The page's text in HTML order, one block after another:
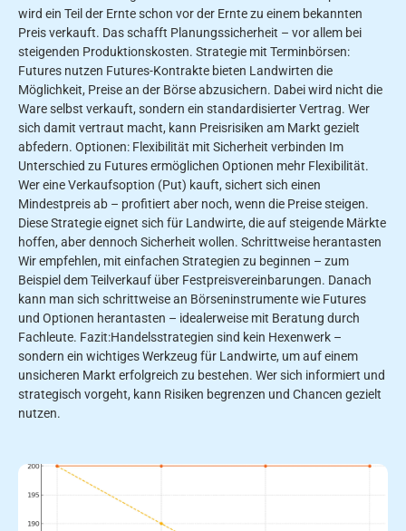
wird ein Teil der Ernte schon vor der Ernte zu einem bekannten
Preis verkauft. Das schafft Planungssicherheit – vor allem bei
steigenden Produktionskosten. Strategie mit Terminbörsen:
Futures nutzen Futures-Kontrakte bieten Landwirten die
Möglichkeit, Preise an der Börse abzusichern. Dabei wird nicht die
Ware selbst verkauft, sondern ein standardisierter Vertrag. Wer
sich damit vertraut macht, kann Preisrisiken am Markt gezielt
abfedern. Optionen: Flexibilität mit Sicherheit verbinden Im
Unterschied zu Futures ermöglichen Optionen mehr Flexibilität.
Wer eine Verkaufsoption (Put) kauft, sichert sich einen
Mindestpreis ab – profitiert aber noch, wenn die Preise steigen.
Diese Strategie eignet sich für Landwirte, die auf steigende Märkte
hoffen, aber dennoch Sicherheit wollen. Schrittweise herantasten
Wir empfehlen, mit einfachen Strategien zu beginnen – zum
Beispiel dem Teilverkauf über Festpreisvereinbarungen. Danach
kann man sich schrittweise an Börseninstrumente wie Futures
und Optionen herantasten – idealerweise mit Beratung durch
Fachleute. Fazit:Handelsstrategien sind kein Hexenwerk –
sondern ein wichtiges Werkzeug für Landwirte, um auf einem
unsicheren Markt erfolgreich zu bestehen. Wer sich informiert und
strategisch vorgeht, kann Risiken begrenzen und Chancen gezielt
nutzen.